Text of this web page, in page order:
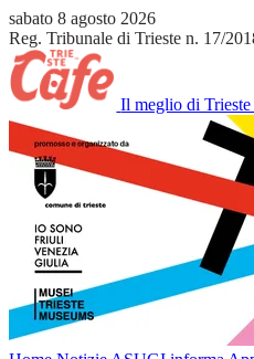
sabato 8 agosto 2026
Reg. Tribunale di Trieste n. 17/
Il meglio di